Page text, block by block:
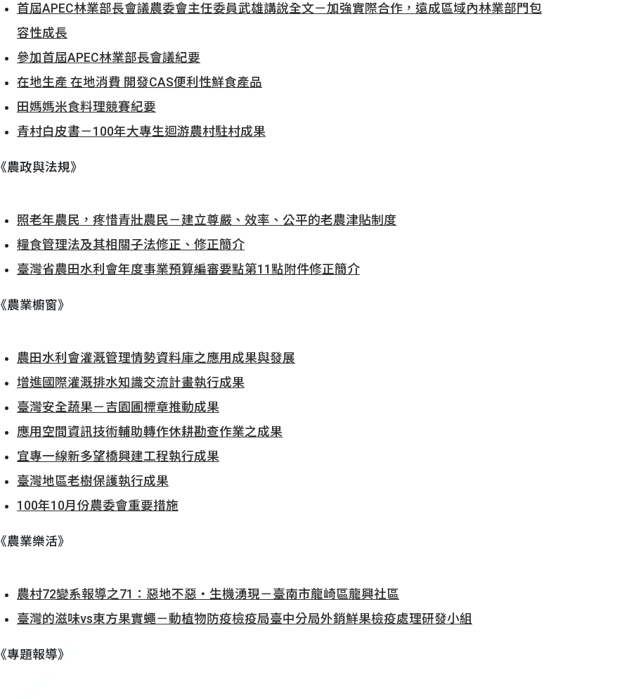
首屆APEC林業部長會議農委會主任委員武雄講說全文－加強實際合作，遠成區域內林業部門包
容性成長
參加首屆APEC林業部長會議紀要
在地生產 在地消費 開發CAS便利性鮮食產品
田媽媽米食料理競賽紀要
青村白皮書－100年大專生迴游農村駐村成果
《農政與法規》
照老年農民，疼惜青壯農民－建立尊嚴、效率、公平的老農津貼制度
糧食管理法及其相關子法修正、修正簡介
臺灣省農田水利會年度事業預算編審要點第11點附件修正簡介
《農業櫥窗》
農田水利會灌溉管理情勢資料庫之應用成果與發展
增進國際灌溉排水知識交流計畫執行成果
臺灣安全蔬果－吉園圃標章推動成果
應用空間資訊技術輔助轉作休耕勘查作業之成果
宜專一線新多望橋興建工程執行成果
臺灣地區老樹保護執行成果
100年10月份農委會重要措施
《農業樂活》
農村72變系報導之71：惡地不惡‧生機湧現－臺南市龍崎區龍興社區
臺灣的滋味vs東方果實蠅－動植物防疫檢疫局臺中分局外銷鮮果檢疫處理研發小組
《專題報導》